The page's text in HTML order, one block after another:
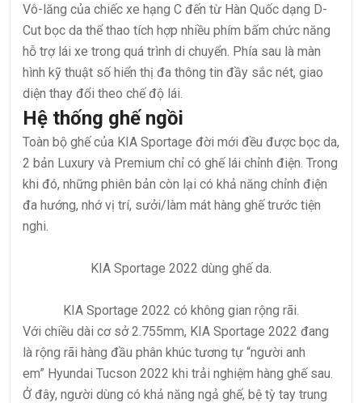
Vô-lăng của chiếc xe hạng C đến từ Hàn Quốc dạng D-
Cut bọc da thể thao tích hợp nhiều phím bấm chức năng
hỗ trợ lái xe trong quá trình di chuyển. Phía sau là màn
hình kỹ thuật số hiển thị đa thông tin đầy sắc nét, giao
diện thay đổi theo chế độ lái.
Hệ thống ghế ngồi
Toàn bộ ghế của KIA Sportage đời mới đều được bọc da,
2 bản Luxury và Premium chỉ có ghế lái chỉnh điện. Trong
khi đó, những phiên bản còn lại có khả năng chỉnh điện
đa hướng, nhớ vị trí, sưởi/làm mát hàng ghế trước tiện
nghi.
KIA Sportage 2022 dùng ghế da.
KIA Sportage 2022 có không gian rộng rãi.
Với chiều dài cơ sở 2.755mm, KIA Sportage 2022 đang
là rộng rãi hàng đầu phân khúc tương tự “người anh
em” Hyundai Tucson 2022 khi trải nghiệm hàng ghế sau.
Ở đây, người dùng có khả năng ngả ghế, bệ tỳ tay trung